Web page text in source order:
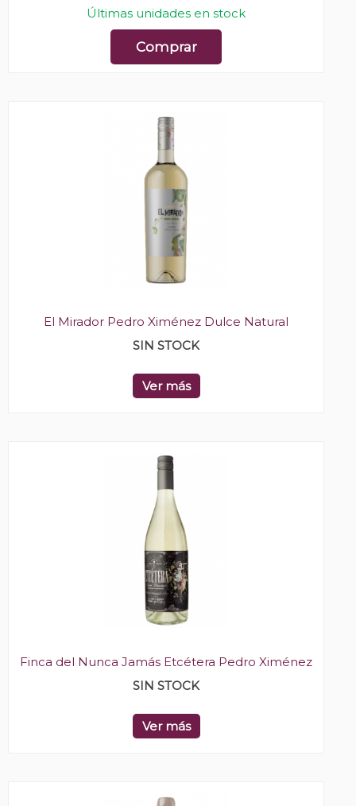
Últimas unidades en stock
Comprar
El Mirador Pedro Ximénez Dulce Natural
SIN STOCK
Ver más
Finca del Nunca Jamás Etcétera Pedro Ximénez
SIN STOCK
Ver más